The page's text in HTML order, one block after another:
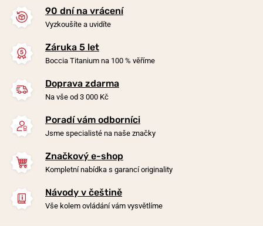
-20%
Náušnice Boccia Titanium
0581-02
Skladem
1 590 Kč
90 dní na vrácení
Vyzkoušíte a uvidíte
Záruka 5 let
Boccia Titanium na 100 % věříme
Doprava zdarma
Na vše od 3 000 Kč
Poradí vám odborníci
Jsme specialisté na naše značky
Značkový e-shop
Kompletní nabídka s garancí originality
Návody v češtině
Vše kolem ovládání vám vysvětlíme